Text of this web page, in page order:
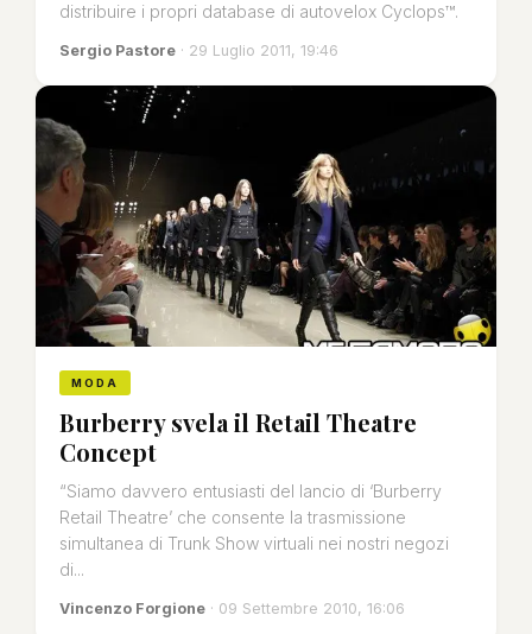
distribuire i propri database di autovelox Cyclops™.
Sergio Pastore · 29 Luglio 2011, 19:46
MODA
Burberry svela il Retail Theatre
Concept
“Siamo davvero entusiasti del lancio di ‘Burberry
Retail Theatre’ che consente la trasmissione
simultanea di Trunk Show virtuali nei nostri negozi
di...
Vincenzo Forgione · 09 Settembre 2010, 16:06